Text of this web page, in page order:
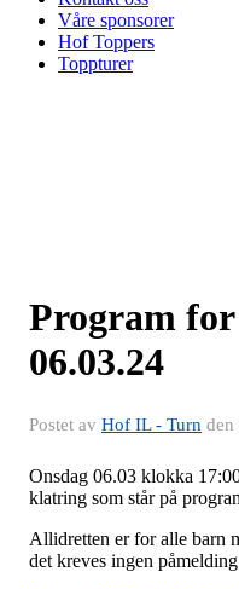
Våre sponsorer
Hof Toppers
Toppturer
Program
06.03.24
Postet av Hof IL - Turn den
Onsdag 06.03 klokka
klatring som står på
Allidretten er for alle barn
det kreves ingen